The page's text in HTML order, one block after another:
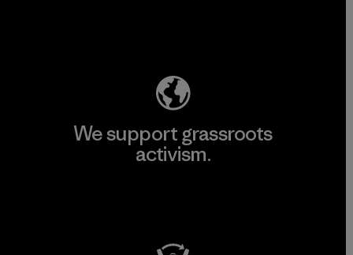
We support grassroots
activism.